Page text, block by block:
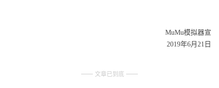
MuMu模拟器宣
2019年6月21日
文章已到底